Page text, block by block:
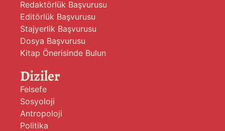
Redaktörlük Başvurusu
Editörlük Başvurusu
Stajyerlik Başvurusu
Dosya Başvurusu
Kitap Önerisinde Bulun
Diziler
Felsefe
Sosyoloji
Antropoloji
Politika